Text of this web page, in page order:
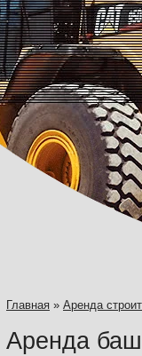
Главная » Аренда
Аренда